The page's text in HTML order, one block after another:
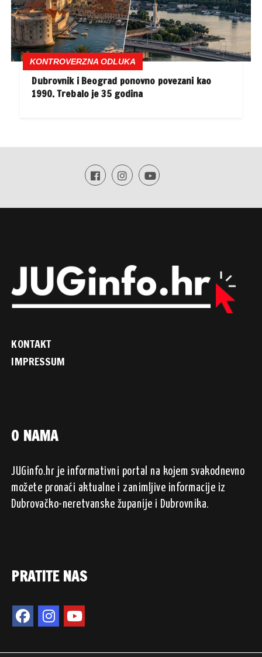
KONTROVERZNA ODLUKA
Dubrovnik i Beograd ponovno povezani kao
1990. Trebalo je 35 godina
KONTAKT
IMPRESSUM
O NAMA
JUGinfo.hr je informativni portal na kojem svakodnevno
možete pronaći aktualne i zanimljive informacije iz
Dubrovačko-neretvanske županije i Dubrovnika.
PRATITE NAS